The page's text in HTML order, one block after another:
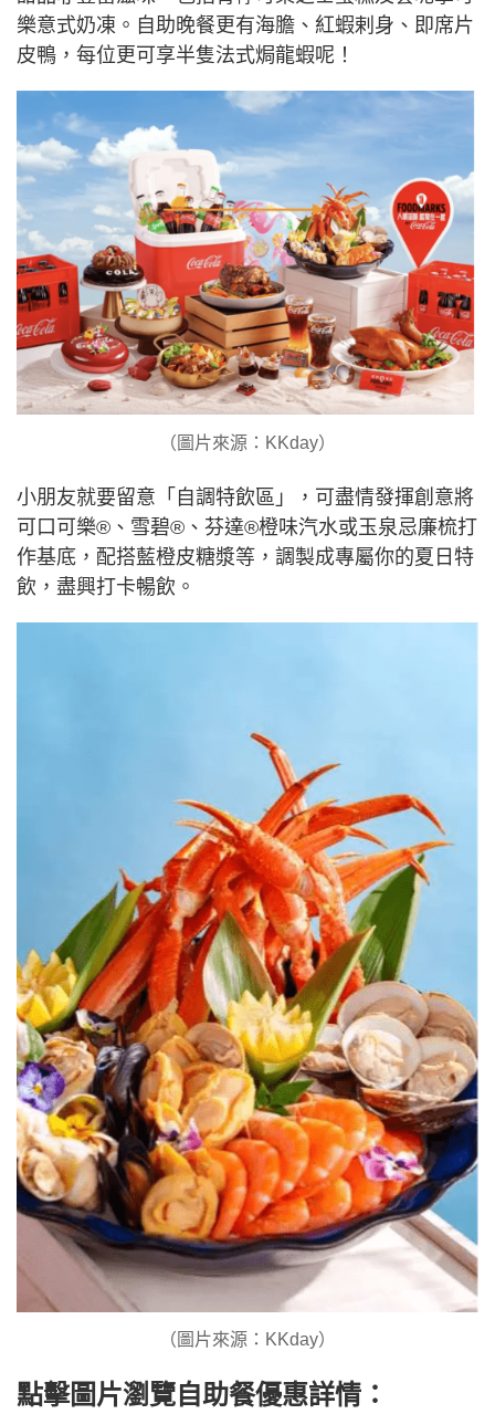
樂意式奶凍。自助晚餐更有海膽、紅蝦剌身、即席片
皮鴨，每位更可享半隻法式焗龍蝦呢！
（圖片來源：KKday）
小朋友就要留意「自調特飲區」，可盡情發揮創意將
可口可樂®、雪碧®、芬達®橙味汽水或玉泉忌廉梳打
作基底，配搭藍橙皮糖漿等，調製成專屬你的夏日特
飲，盡興打卡暢飲。
（圖片來源：KKday）
點擊圖片瀏覽自助餐優惠詳情：